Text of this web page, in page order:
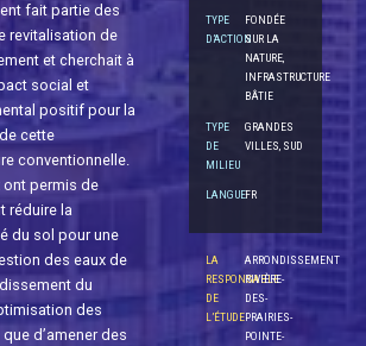
fait partie des
revitalisation de
et cherchait à
social et
positif pour la
cette
conventionnelle.
ont permis de
réduire la
du sol pour une
des eaux de
du
des
d’amener des
TYPE
D’ACTION
FONDÉE
SUR LA
NATURE,
INFRASTRUCTURE
BÂTIE
TYPE
DE
MILIEU
GRANDES
VILLES, SUD
LANGUEFR
LA
RESPONSABLE
DE
L’ÉTUDE
ARRONDISSEMENT
RIVIÈRE-
DES-
PRAIRIES-
POINTE-